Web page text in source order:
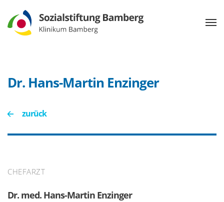
Dr. Hans-Martin Enzinger
zurück
CHEFARZT
Dr. med. Hans-Martin Enzinger